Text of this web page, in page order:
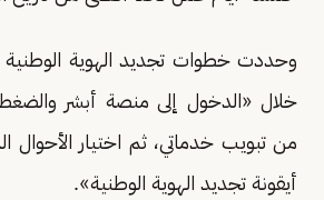
وحددت خطوات تجديد الهوية الوطنية
خلال «الدخول إلى منصة أبشر
من تبويب خدماتي، ثم اختيار الأحوال
أيقونة تجديد الهوية الوطنية».